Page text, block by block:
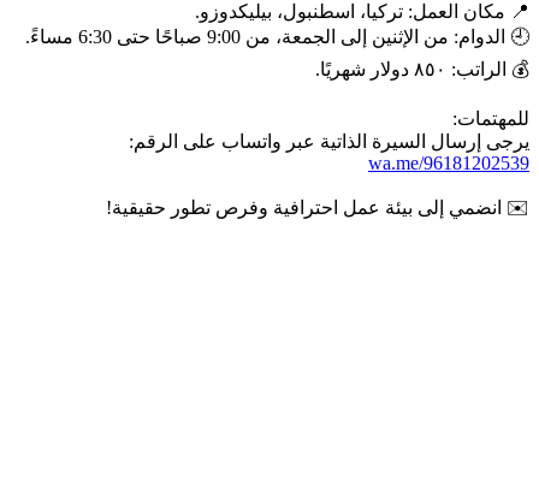
📍 مكان العمل: تركيا، اسطنبول، بيليكدوزو.
🕘 الدوام: من الإثنين إلى الجمعة، من 9:00 صباحًا حتى 6:30 مساءً.
💰 الراتب: ٨٥٠ دولار شهريًا.
للمهتمات:
يرجى إرسال السيرة الذاتية عبر واتساب على الرقم:
wa.me/96181202539
✉️ انضمي إلى بيئة عمل احترافية وفرص تطور حقيقية!